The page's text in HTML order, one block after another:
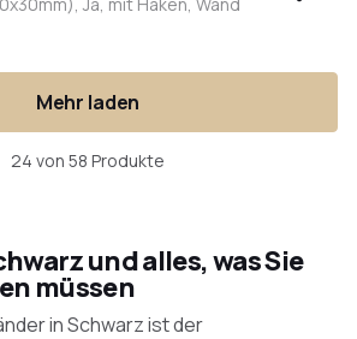
Mehr laden
24 von 58 Produkte
und alles, was Sie
müssen
in Schwarz ist der